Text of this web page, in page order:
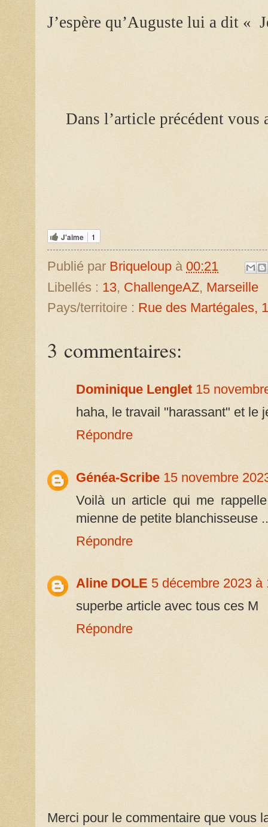
J’espère qu’Auguste lui a dit «
Dans l’article précédent vous
J'aime 1
Publié par Briqueloup à 00:21
Libellés : 13, ChallengeAZ, Marseille
Pays/territoire : Rue des Martégales,
3 commentaires:
Dominique Lenglet 15
haha, le travail "harassant" et le
Répondre
Généa-Scribe 15 novembre
Voilà un article qui me
mienne de petite blanchisseuse
Répondre
Aline DOLE 5 décembre 2023 à
superbe article avec tous ces M
Répondre
Merci pour le commentaire que vous